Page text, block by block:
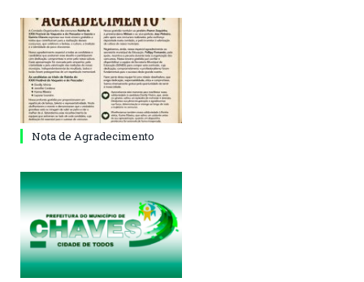
Nota de Agradecimento